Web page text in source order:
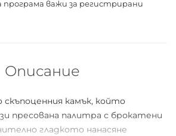
важи за регистрирани
Описание
камък, който
пресована палитра с брокатени
гладкото нанасяне